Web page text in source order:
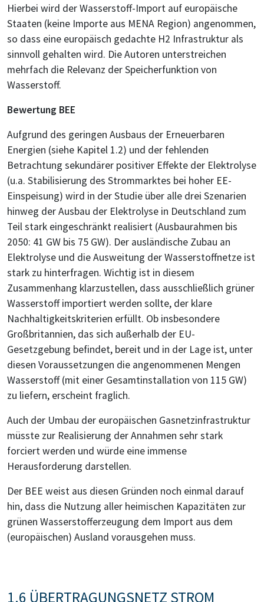
Hierbei wird der Wasserstoff-Import auf europäische
Staaten (keine Importe aus MENA Region) angenommen,
so dass eine europäisch gedachte H2 Infrastruktur als
sinnvoll gehalten wird. Die Autoren unterstreichen
mehrfach die Relevanz der Speicherfunktion von
Wasserstoff.
Bewertung BEE
Aufgrund des geringen Ausbaus der Erneuerbaren
Energien (siehe Kapitel 1.2) und der fehlenden
Betrachtung sekundärer positiver Effekte der Elektrolyse
(u.a. Stabilisierung des Strommarktes bei hoher EE-
Einspeisung) wird in der Studie über alle drei Szenarien
hinweg der Ausbau der Elektrolyse in Deutschland zum
Teil stark eingeschränkt realisiert (Ausbaurahmen bis
2050: 41 GW bis 75 GW). Der ausländische Zubau an
Elektrolyse und die Ausweitung der Wasserstoffnetze ist
stark zu hinterfragen. Wichtig ist in diesem
Zusammenhang klarzustellen, dass ausschließlich grüner
Wasserstoff importiert werden sollte, der klare
Nachhaltigkeitskriterien erfüllt. Ob insbesondere
Großbritannien, das sich außerhalb der EU-
Gesetzgebung befindet, bereit und in der Lage ist, unter
diesen Voraussetzungen die angenommenen Mengen
Wasserstoff (mit einer Gesamtinstallation von 115 GW)
zu liefern, erscheint fraglich.
Auch der Umbau der europäischen Gasnetzinfrastruktur
müsste zur Realisierung der Annahmen sehr stark
forciert werden und würde eine immense
Herausforderung darstellen.
Der BEE weist aus diesen Gründen noch einmal darauf
hin, dass die Nutzung aller heimischen Kapazitäten zur
grünen Wasserstofferzeugung dem Import aus dem
(europäischen) Ausland vorausgehen muss.
1.6 ÜBERTRAGUNGSNETZ STROM